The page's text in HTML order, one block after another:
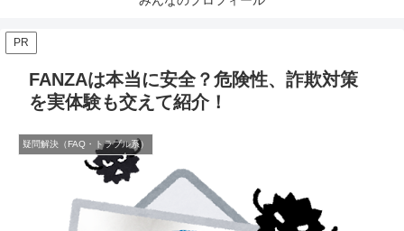
PR
FANZAは本当に安全？危険性、詐欺対策
を実体験も交えて紹介！
疑問解決（FAQ・トラブル系）